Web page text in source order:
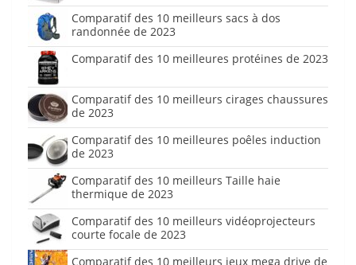
Comparatif des 10 meilleurs sacs à dos
randonnée de 2023
Comparatif des 10 meilleures protéines de 2023
Comparatif des 10 meilleurs cirages chaussures
de 2023
Comparatif des 10 meilleures poêles induction
de 2023
Comparatif des 10 meilleurs Taille haie
thermique de 2023
Comparatif des 10 meilleurs vidéoprojecteurs
courte focale de 2023
Comparatif des 10 meilleurs jeux mega drive de